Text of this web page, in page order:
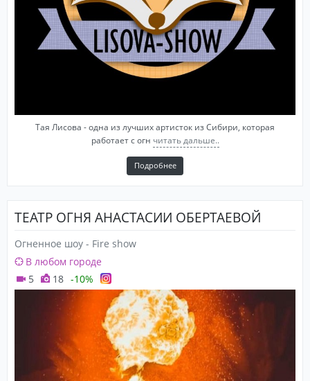
Тая Лисова - одна из лучших артисток из Сибири, которая
работает с огн читать дальше..
Подробнее
ТЕАТР ОГНЯ АНАСТАСИИ ОБЕРТАЕВОЙ
Огненное шоу - Fire show
В любом городе
5
18 -10%